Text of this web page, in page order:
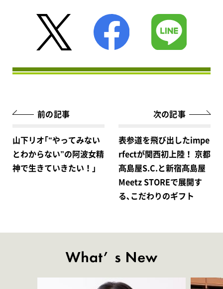
前の記事
山下リオ｢“やってみない
とわからない”の阿波女精
神で生きていきたい！｣
次の記事
表参道を飛び出したimpe
rfectが関西初上陸！ 京都
髙島屋S.C.と新宿髙島屋
Meetz STOREで展開す
る､こだわりのギフト